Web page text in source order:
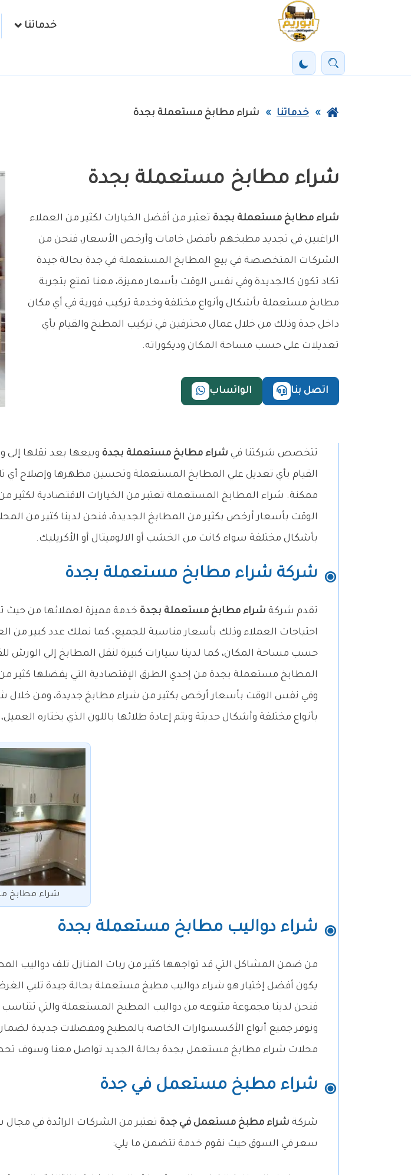
الرئيسي
خدماتنا
بحث
تفعيل
الليلي عودة
الرئيسية
خدماتنا شراء مطابخ مستعملة بجدة
شراء مطابخ مستعملة بجدة
شراء مطابخ مستعملة بجدة تعتبر من أفضل الخيارات لكثير من العملاء
الراغبين في تجديد مطبخهم بأفضل خامات وأرخص الأسعار، فنحن من
الشركات المتخصصة في بيع المطابخ المستعملة في جدة بحالة جيدة
تكاد تكون كالجديدة وفي نفس الوقت بأسعار مميزة، معنا تمتع بتجربة
مطابخ مستعملة بأشكال وأنواع مختلفة وخدمة تركيب فورية في أي مكان
داخل جدة وذلك من خلال عمال محترفين في تركيب المطبخ والقيام بأي
تعديلات على حسب مساحة المكان وديكوراته.
اتصل بنا الواتساب
تتخصص شركتنا في شراء مطابخ مستعملة بجدة وبيعها بعد نقلها
القيام بأي تعديل علي المطابخ المستعملة وتحسين مظهرها وإصلاح أي
ممكنة. شراء المطابخ المستعملة تعتبر من الخيارات الاقتصادية
الوقت بأسعار أرخص بكثير من المطابخ الجديدة، فنحن لدينا كثير من
بأشكال مختلفة سواء كانت من الخشب أو الالوميتال أو الأكريليك.
شركة شراء مطابخ مستعملة بجدة
تقدم شركة شراء مطابخ مستعملة بجدة خدمة مميزة لعملائها من حيث
احتياجات العملاء وذلك بأسعار مناسبة للجميع، كما نملك عدد كبير من
حسب مساحة المكان، كما لدينا سيارات كبيرة لنقل المطابخ إلي الورش
المطابخ مستعملة بجدة من إحدي الطرق الإقتصادية التي يفضلها كثير
وفي نفس الوقت بأسعار أرخص بكثير من شراء مطابخ جديدة، ومن خلال
بأنواع مختلفة وأشكال حديثة ويتم إعادة طلائها باللون الذي يختاره
شراء مطابخ
شراء دواليب مطابخ مستعملة بجدة
من ضمن المشاكل التي قد تواجهها كثير من ربات المنازل تلف دواليب
يكون أفضل إختيار هو شراء دواليب مطبخ مستعملة بحالة جيدة تلبي
فنحن لدينا مجموعة متنوعه من دواليب المطبخ المستعملة والتي
ونوفر جميع أنواع الأكسسوارات الخاصة بالمطبخ ومفصلات جديدة
محلات شراء مطابخ مستعمل بجدة بحالة الجديد تواصل معنا وسوف
شراء مطبخ مستعمل في جدة
شركة شراء مطبخ مستعمل في جدة تعتبر من الشركات الرائدة في
سعر في السوق حيث نقوم خدمة تتضمن ما يلي: